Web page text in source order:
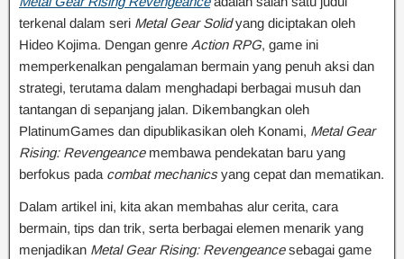
terkenal dalam seri Metal Gear Solidyang diciptakan oleh
Hideo Kojima. Dengan genre Action RPG, game ini
memperkenalkan pengalaman bermain yang penuh aksi dan
strategi, terutama dalam menghadapi berbagai musuh dan
tantangan di sepanjang jalan. Dikembangkan oleh
PlatinumGames dan dipublikasikan oleh Konami, Metal Gear
Rising: Revengeancemembawa pendekatan baru yang
berfokus pada combat mechanicsyang cepat dan mematikan.
Dalam artikel ini, kita akan membahas alur cerita, cara
bermain, tips dan trik, serta berbagai elemen menarik yang
menjadikan Metal Gear Rising: Revengeancesebagai game